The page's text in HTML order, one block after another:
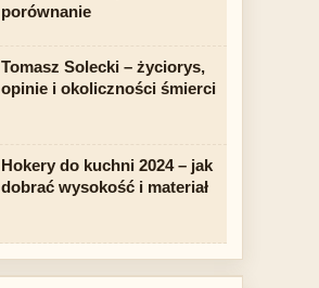
porównanie
Tomasz Solecki – życiorys,
opinie i okoliczności śmierci
Hokery do kuchni 2024 – jak
dobrać wysokość i materiał